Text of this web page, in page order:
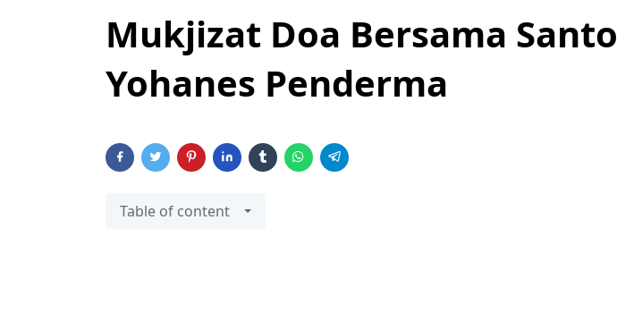
Mukjizat Doa Bersama Santo
Yohanes Penderma
Table of content